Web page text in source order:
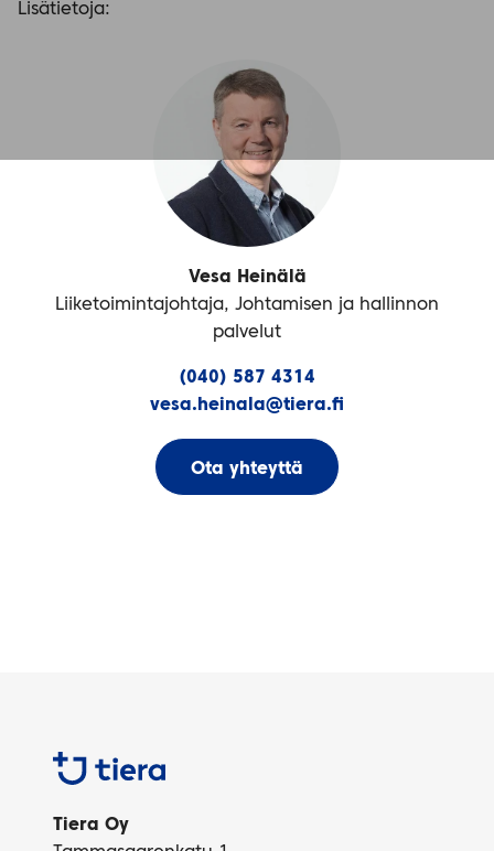
Lisätietoja:
Vesa Heinälä
Liiketoimintajohtaja, Johtamisen ja hallinnon
palvelut
(040) 587 4314
vesa.heinala@tiera.fi
Ota yhteyttä
Tiera
Tiera Oy